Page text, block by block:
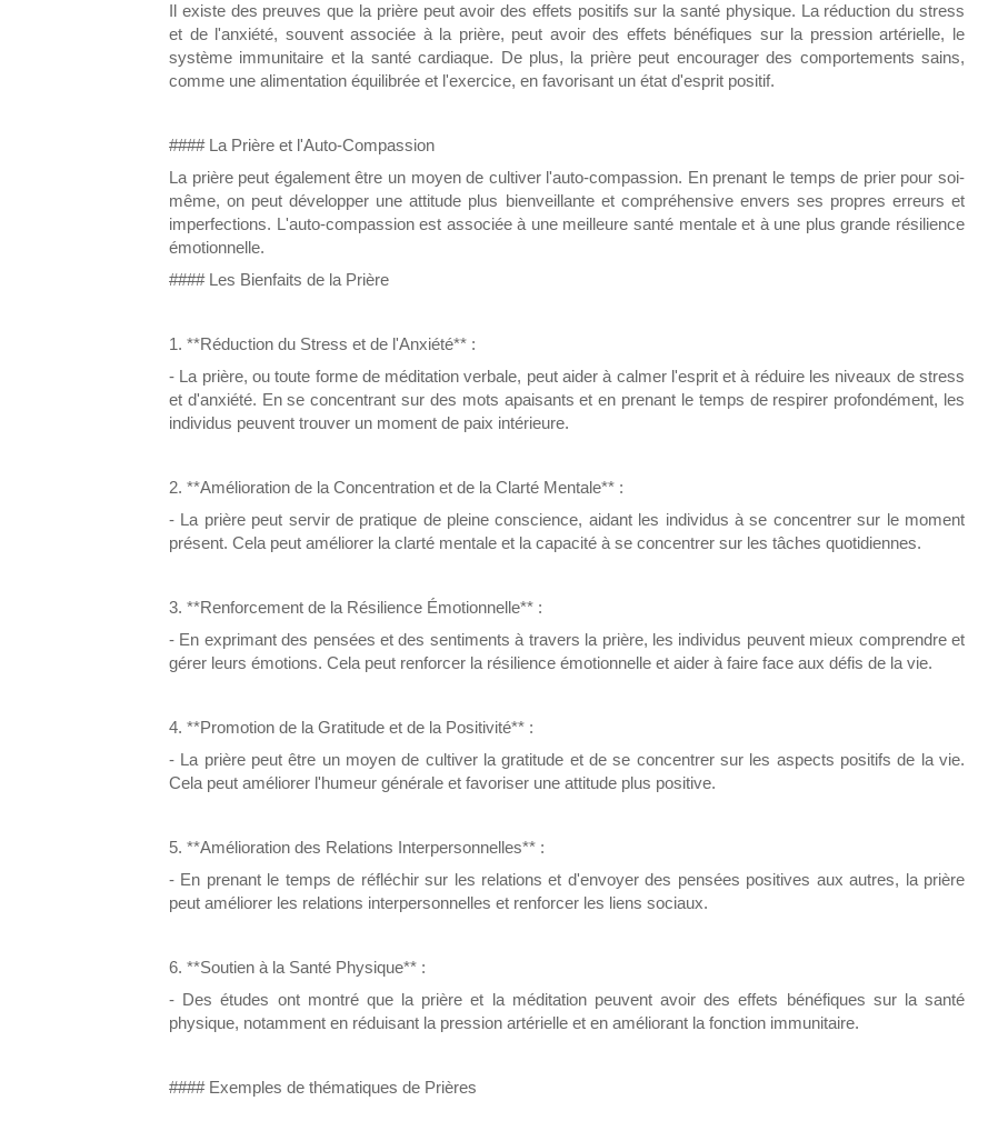
Il existe des preuves que la prière peut avoir des effets positifs sur la santé physique. La réduction du stress
et de l'anxiété, souvent associée à la prière, peut avoir des effets bénéfiques sur la pression artérielle, le
système immunitaire et la santé cardiaque. De plus, la prière peut encourager des comportements sains,
comme une alimentation équilibrée et l'exercice, en favorisant un état d'esprit positif.
#### La Prière et l'Auto-Compassion
La prière peut également être un moyen de cultiver l'auto-compassion. En prenant le temps de prier pour soi-
même, on peut développer une attitude plus bienveillante et compréhensive envers ses propres erreurs et
imperfections. L'auto-compassion est associée à une meilleure santé mentale et à une plus grande résilience
émotionnelle.
#### Les Bienfaits de la Prière
1. **Réduction du Stress et de l'Anxiété** :
- La prière, ou toute forme de méditation verbale, peut aider à calmer l'esprit et à réduire les niveaux de stress
et d'anxiété. En se concentrant sur des mots apaisants et en prenant le temps de respirer profondément, les
individus peuvent trouver un moment de paix intérieure.
2. **Amélioration de la Concentration et de la Clarté Mentale** :
- La prière peut servir de pratique de pleine conscience, aidant les individus à se concentrer sur le moment
présent. Cela peut améliorer la clarté mentale et la capacité à se concentrer sur les tâches quotidiennes.
3. **Renforcement de la Résilience Émotionnelle** :
- En exprimant des pensées et des sentiments à travers la prière, les individus peuvent mieux comprendre et
gérer leurs émotions. Cela peut renforcer la résilience émotionnelle et aider à faire face aux défis de la vie.
4. **Promotion de la Gratitude et de la Positivité** :
- La prière peut être un moyen de cultiver la gratitude et de se concentrer sur les aspects positifs de la vie.
Cela peut améliorer l'humeur générale et favoriser une attitude plus positive.
5. **Amélioration des Relations Interpersonnelles** :
- En prenant le temps de réfléchir sur les relations et d'envoyer des pensées positives aux autres, la prière
peut améliorer les relations interpersonnelles et renforcer les liens sociaux.
6. **Soutien à la Santé Physique** :
- Des études ont montré que la prière et la méditation peuvent avoir des effets bénéfiques sur la santé
physique, notamment en réduisant la pression artérielle et en améliorant la fonction immunitaire.
#### Exemples de thématiques de Prières